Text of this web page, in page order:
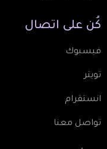
كُن على اتصال
فيسبوك
تويتر
انستقرام
تواصل معنا